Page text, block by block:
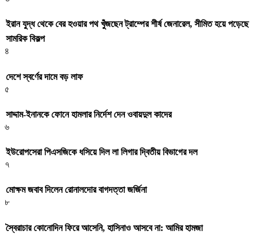
ইরান যুদ্ধ থেকে বের হওয়ার পথ খুঁজছেন ট্রাম্পের শীর্ষ জেনারেল, সীমিত হয়ে পড়েছে
সামরিক বিকল্প
৪
দেশে স্বর্ণের দামে বড় লাফ
৫
সাদ্দাম-ইনানকে ফোনে হামলার নির্দেশ দেন ওবায়দুল কাদের
৬
ইউরোপসেরা পিএসজিকে ধসিয়ে দিল লা লিগার দ্বিতীয় বিভাগের দল
৭
মোক্ষম জবাব দিলেন রোনালদোর বাগদত্তা জর্জিনা
৮
স্বৈরাচার কোনোদিন ফিরে আসেনি, হাসিনাও আসবে না: আমির হামজা